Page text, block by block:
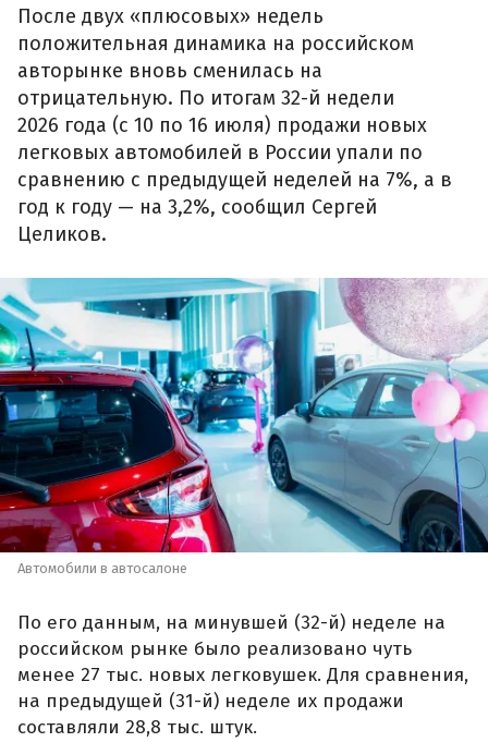
После двух «плюсовых» недель
положительная динамика на российском
авторынке вновь сменилась на
отрицательную. По итогам 32-й недели
2026 года (с 10 по 16 июля) продажи новых
легковых автомобилей в России упали по
сравнению с предыдущей неделей на 7%, а в
год к году — на 3,2%, сообщил Сергей
Целиков.
Автомобили в автосалоне
По его данным, на минувшей (32-й) неделе на
российском рынке было реализовано чуть
менее 27 тыс. новых легковушек. Для сравнения,
на предыдущей (31-й) неделе их продажи
составляли 28,8 тыс. штук.